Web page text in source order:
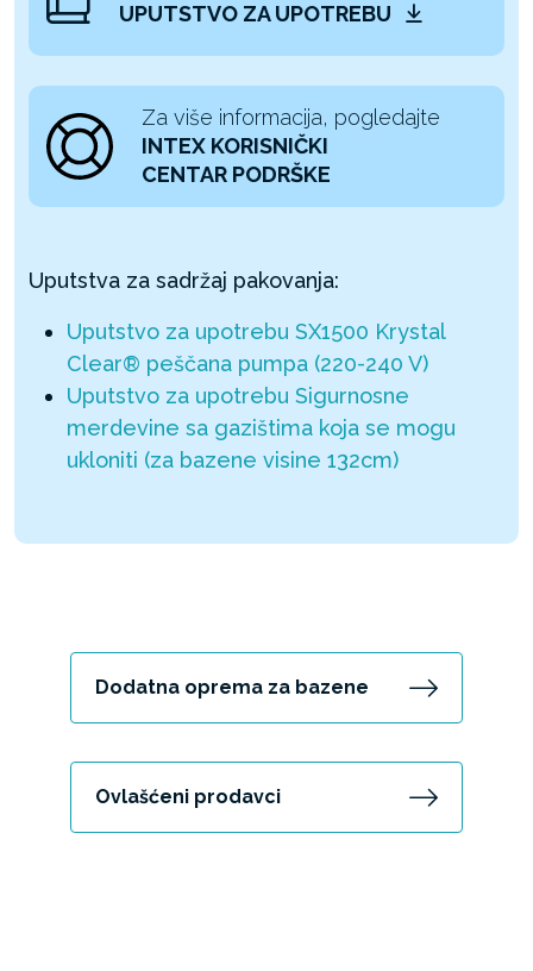
UPUTSTVO ZA UPOTREBU
Za više informacija, pogledajte
INTEX KORISNIČKI
CENTAR PODRŠKE
Uputstva za sadržaj pakovanja:
Uputstvo za upotrebu SX1500 Krystal
Clear® peščana pumpa (220-240 V)
Uputstvo za upotrebu Sigurnosne
merdevine sa gazištima koja se mogu
ukloniti (za bazene visine 132cm)
Dodatna oprema za bazene
Ovlašćeni prodavci